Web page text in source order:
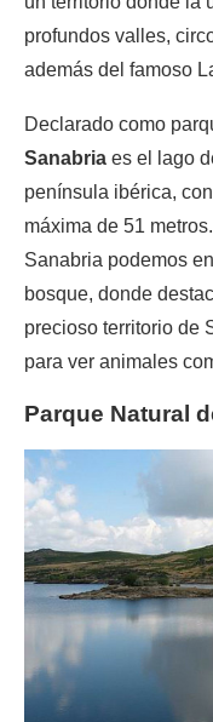
profundos valles,
además del famoso
Declarado como
Sanabria es el lago
península ibérica,
máxima de 51
Sanabria podemos
bosque, donde
precioso territorio de
para ver animales
Parque Natural